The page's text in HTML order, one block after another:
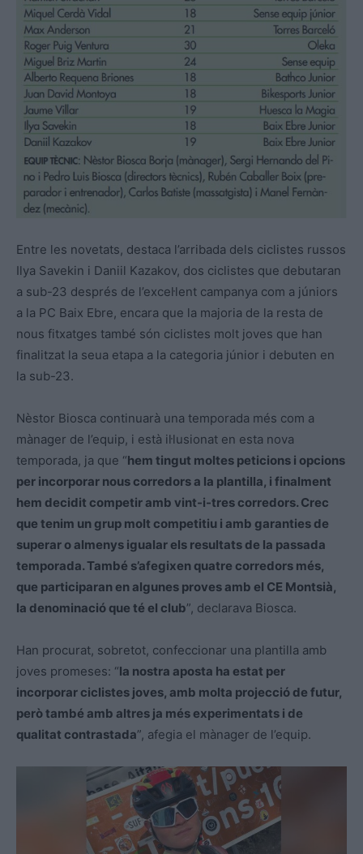
Entre les novetats, destaca l’arribada dels ciclistes russos
Ilya Savekin i Daniil Kazakov, dos ciclistes que debutaran
a sub-23 després de l’excel·lent campanya com a júniors
a la PC Baix Ebre, encara que la majoria de la resta de
nous fitxatges també són ciclistes molt joves que han
finalitzat la seua etapa a la categoria júnior i debuten en
la sub-23.
Nèstor Biosca continuarà una temporada més com a
mànager de l’equip, i està il·lusionat en esta nova
temporada, ja que “hem tingut moltes peticions i opcions
per incorporar nous corredors a la plantilla, i finalment
hem decidit competir amb vint-i-tres corredors. Crec
que tenim un grup molt competitiu i amb garanties de
superar o almenys igualar els resultats de la passada
temporada. També s’afegixen quatre corredors més,
que participaran en algunes proves amb el CE Montsià,
la denominació que té el club”, declarava Biosca.
Han procurat, sobretot, confeccionar una plantilla amb
joves promeses: “la nostra aposta ha estat per
incorporar ciclistes joves, amb molta projecció de futur,
però també amb altres ja més experimentats i de
qualitat contrastada”, afegia el mànager de l’equip.